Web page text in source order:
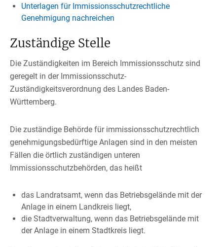
Unterlagen für Immissionsschutzrechtliche
Genehmigung nachreichen
Zuständige Stelle
Die Zuständigkeiten im Bereich Immissionsschutz sind
geregelt in der Immissionsschutz-
Zuständigkeitsverordnung des Landes Baden-
Württemberg.
Die zuständige Behörde für immissionsschutzrechtlich
genehmigungsbedürftige Anlagen sind in den meisten
Fällen die örtlich zuständigen unteren
Immissionsschutzbehörden, das heißt
das Landratsamt, wenn das Betriebsgelände mit der
Anlage in einem Landkreis liegt,
die Stadtverwaltung, wenn das Betriebsgelände mit
der Anlage in einem Stadtkreis liegt.